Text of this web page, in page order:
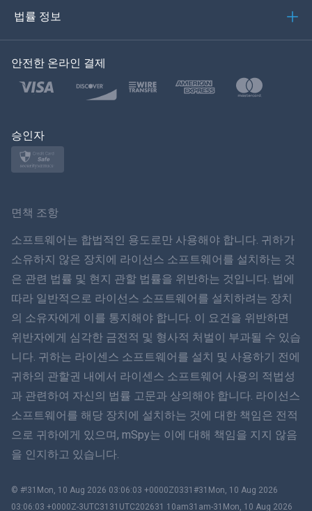
Türkçe
Polski
ภาษาไทย
简体中文
Dansk
हिंदी
עברית
로마나
한국어
법률 정보
안전한 온라인 결제
승인자
면책 조항
소프트웨어는 합법적인 용도로만 사용해야 합니다. 귀하가
소유하지 않은 장치에 라이선스 소프트웨어를 설치하는 것
은 관련 법률 및 현지 관할 법률을 위반하는 것입니다. 법에
따라 일반적으로 라이선스 소프트웨어를 설치하려는 장치
의 소유자에게 이를 통지해야 합니다. 이 요건을 위반하면
위반자에게 심각한 금전적 및 형사적 처벌이 부과될 수 있습
니다. 귀하는 라이센스 소프트웨어를 설치 및 사용하기 전에
귀하의 관할권 내에서 라이센스 소프트웨어 사용의 적법성
과 관련하여 자신의 법률 고문과 상의해야 합니다. 라이선스
소프트웨어를 해당 장치에 설치하는 것에 대한 책임은 전적
으로 귀하에게 있으며, mSpy는 이에 대해 책임을 지지 않음
을 인지하고 있습니다.
© #!31Mon, 10 Aug 2026 03:06:03 +0000Z0331#31Mon, 10 Aug 2026
03:06:03 +0000Z-3UTC3131UTC202631 10am31am-31Mon, 10 Aug 2026